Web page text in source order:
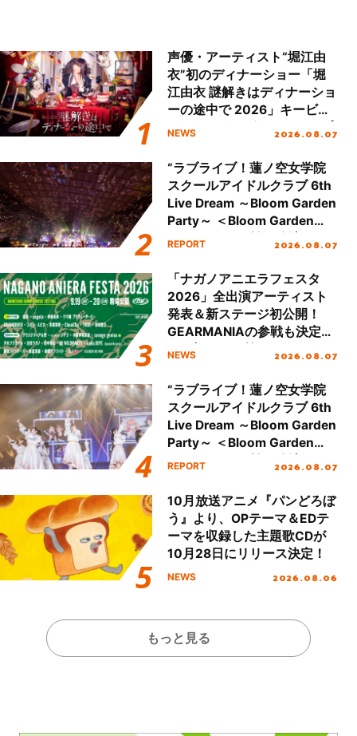
声優・アーティスト“堀江由
衣”初のディナーショー「堀
江由衣 謎解きはディナーショ
ーの途中で 2026」キービジ
ュアル＆グッズラインナップ
NEWS 2026.08.07
“ラブライブ！蓮ノ空女学院
スクールアイドルクラブ 6th
Live Dream ～Bloom Garden
Party～ ＜Bloom Garden
Party Stage／埼玉公演＞”
REPORT 2026.08.07
「ナガノアニエラフェスタ
2026」全出演アーティスト
発表＆新ステージ初公開！
GEARMANIAの参戦も決定
し、初となる第3ステージの
NEWS 2026.08.07
“ラブライブ！蓮ノ空女学院
スクールアイドルクラブ 6th
Live Dream ～Bloom Garden
Party～ ＜Bloom Garden
Party Stage／埼玉公演＞”
REPORT 2026.08.07
10月放送アニメ『パンどろぼ
う』より、OPテーマ＆EDテ
ーマを収録した主題歌CDが
10月28日にリリース決定！
NEWS 2026.08.06
もっと見る